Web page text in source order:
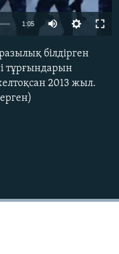
1:05
білдірген
тұрғындарын
2013 жыл.